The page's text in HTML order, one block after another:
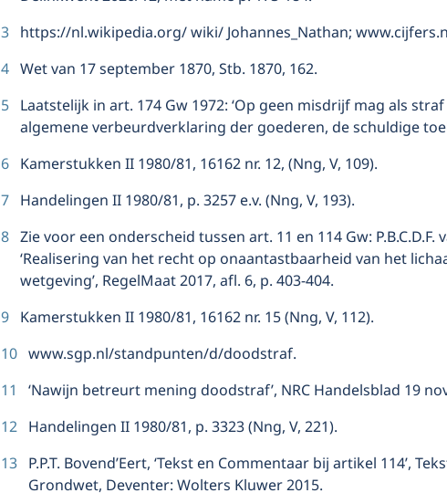
3 https://nl.wikipedia.org/ wiki/ Johannes_Nathan;
4 Wet van 17 september 1870, Stb. 1870, 162.
5 Laatstelijk in art. 174 Gw 1972: ‘Op geen misdrijf mag als
algemene verbeurdverklaring der goederen, de schuldige
6 Kamerstukken II 1980/81, 16162 nr. 12, (Nng, V, 109).
7 Handelingen II 1980/81, p. 3257 e.v. (Nng, V, 193).
8 Zie voor een onderscheid tussen art. 11 en 114 Gw: P.B.C.D.F.
‘Realisering van het recht op onaantastbaarheid van het
wetgeving’, RegelMaat 2017, afl. 6, p. 403-404.
9 Kamerstukken II 1980/81, 16162 nr. 15 (Nng, V, 112).
10 www.sgp.nl/standpunten/d/doodstraf.
11 ‘Nawijn betreurt mening doodstraf’, NRC Handelsblad 19
12 Handelingen II 1980/81, p. 3323 (Nng, V, 221).
13 P.P.T. Bovend’Eert, ‘Tekst en Commentaar bij artikel 114’,
Grondwet, Deventer: Wolters Kluwer 2015.